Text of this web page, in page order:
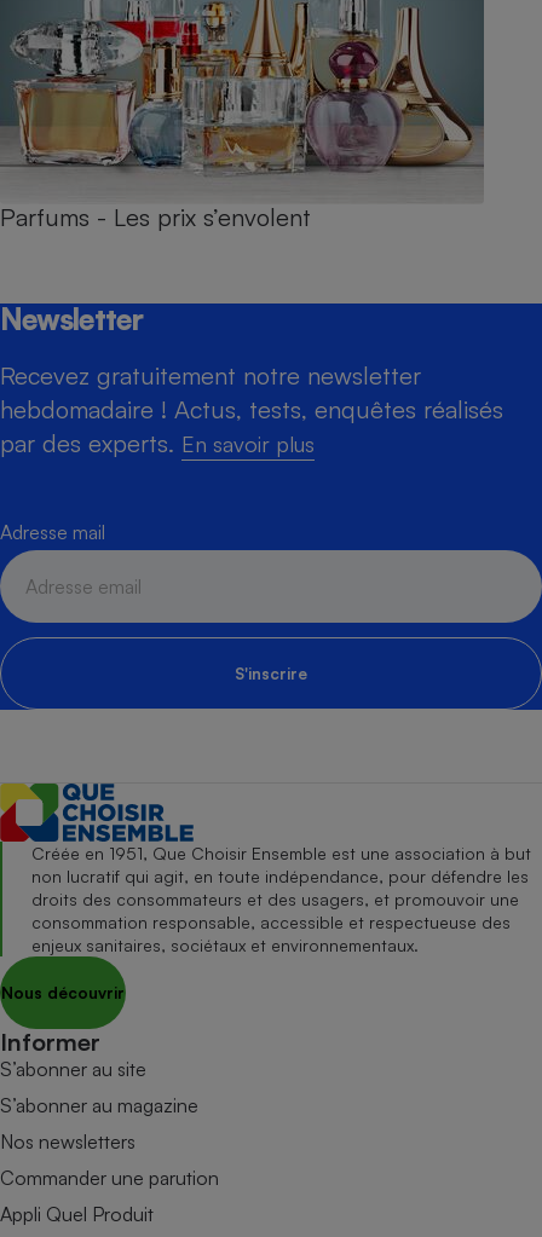
Parfums - Les prix s’envolent
Newsletter
Recevez gratuitement notre newsletter
hebdomadaire ! Actus, tests, enquêtes réalisés
par des experts. En savoir plus
Adresse mail
S'inscrire
Créée en 1951, Que Choisir Ensemble est une association à but
non lucratif qui agit, en toute indépendance, pour défendre les
droits des consommateurs et des usagers, et promouvoir une
consommation responsable, accessible et respectueuse des
enjeux sanitaires, sociétaux et environnementaux.
Nous découvrir
Informer
S’abonner au site
S’abonner au magazine
Nos newsletters
Commander une parution
Appli Quel Produit